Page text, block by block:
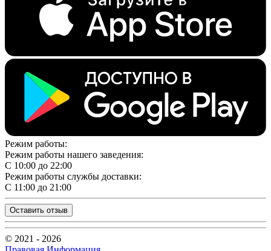
Режим работы:
Режим работы нашего заведения:
С 10:00 до 22:00
Режим работы службы доставки:
С 11:00 до 21:00
Оставить отзыв
© 2021 - 2026